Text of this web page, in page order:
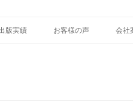
版実績 お客様の声 会社